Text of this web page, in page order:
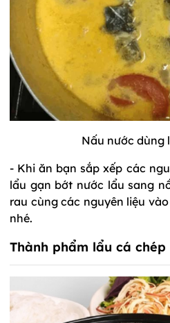
Nấu nước dùng
- Khi ăn bạn sắp xếp các
lẩu gạn bớt nước lẩu sang
rau cùng các nguyên liệu
nhé.
Thành phẩm lẩu cá chép